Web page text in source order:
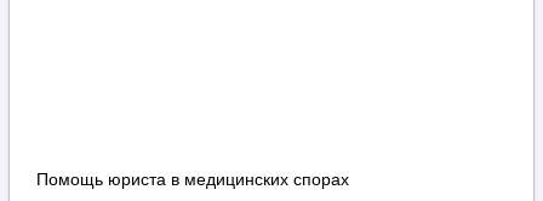
Помощь юриста в медицинских спорах